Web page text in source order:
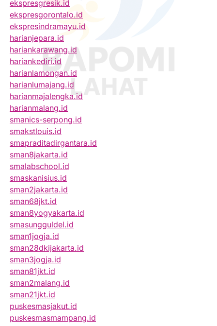
ekspresgresik.id
ekspresgorontalo.id
ekspresindramayu.id
harianjepara.id
hariankarawang.id
hariankediri.id
harianlamongan.id
harianlumajang.id
harianmajalengka.id
harianmalang.id
smanics-serpong.id
smakstlouis.id
smapraditadirgantara.id
sman8jakarta.id
smalabschool.id
smaskanisius.id
sman2jakarta.id
sman68jkt.id
sman8yogyakarta.id
smasungguldel.id
sman1jogja.id
sman28dkijakarta.id
sman3jogja.id
sman81jkt.id
sman2malang.id
sman21jkt.id
puskesmasjakut.id
puskesmasmampang.id